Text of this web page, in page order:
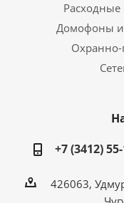
Домофоны и
Охранно-
+7 (3412)
426063,